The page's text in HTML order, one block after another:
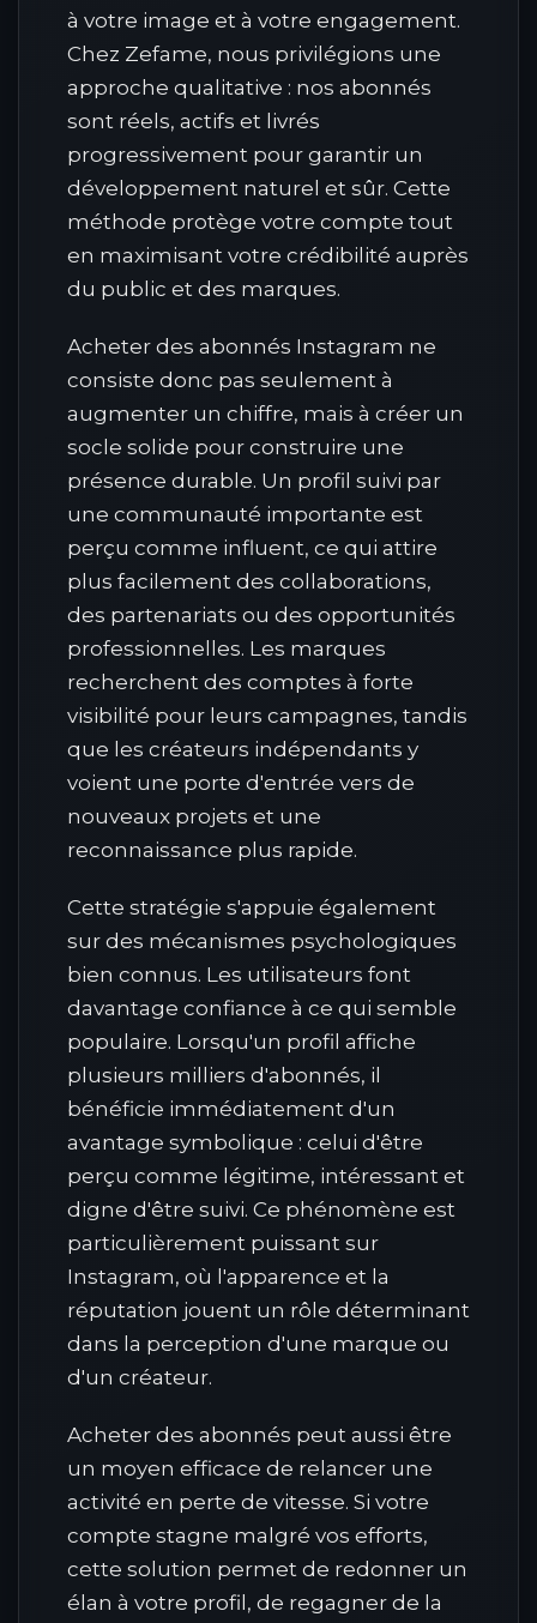
à votre image et à votre engagement.
Chez Zefame, nous privilégions une
approche qualitative : nos abonnés
sont réels, actifs et livrés
progressivement pour garantir un
développement naturel et sûr. Cette
méthode protège votre compte tout
en maximisant votre crédibilité auprès
du public et des marques.
Acheter des abonnés Instagram ne
consiste donc pas seulement à
augmenter un chiffre, mais à créer un
socle solide pour construire une
présence durable. Un profil suivi par
une communauté importante est
perçu comme influent, ce qui attire
plus facilement des collaborations,
des partenariats ou des opportunités
professionnelles. Les marques
recherchent des comptes à forte
visibilité pour leurs campagnes, tandis
que les créateurs indépendants y
voient une porte d'entrée vers de
nouveaux projets et une
reconnaissance plus rapide.
Cette stratégie s'appuie également
sur des mécanismes psychologiques
bien connus. Les utilisateurs font
davantage confiance à ce qui semble
populaire. Lorsqu'un profil affiche
plusieurs milliers d'abonnés, il
bénéficie immédiatement d'un
avantage symbolique : celui d'être
perçu comme légitime, intéressant et
digne d'être suivi. Ce phénomène est
particulièrement puissant sur
Instagram, où l'apparence et la
réputation jouent un rôle déterminant
dans la perception d'une marque ou
d'un créateur.
Acheter des abonnés peut aussi être
un moyen efficace de relancer une
activité en perte de vitesse. Si votre
compte stagne malgré vos efforts,
cette solution permet de redonner un
élan à votre profil, de regagner de la